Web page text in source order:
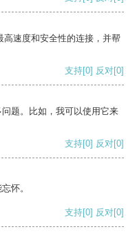
速度和安全性的连接，并帮
支持[0] 反对[0]
题。比如，我可以使用它来
支持[0] 反对[0]
怀。
支持[0] 反对[0]